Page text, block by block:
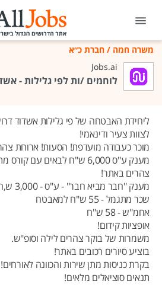
משרה חמה / חברת כ״א
Jobs.ai
לוחמים /ות לפי גלילות -
ליחידת האבטחה של פי גלילות אשדוד
לצוות צעיר ודינאמי!
מוכר כעבודה מועדפת! הסעות! ארוחת
מענק ע"ס 6,000 ש"ח לבאים
צהרים באתר!
מענק "חבר מביא חבר" - ע"ס - 3,000 ש,ח!
שכר מתגמל - 55 ש"ח למאבטח
אחמ"ש - 58 ש"ח
אופציות קידום!
משמרות של בוקר צהרים לילה וסופ"ש.
בוציע סיורים רכובים באתר!
בקרת כניסות מתן שירות והכוונה לאורחים!
תנאים סוציאלים מלאים!